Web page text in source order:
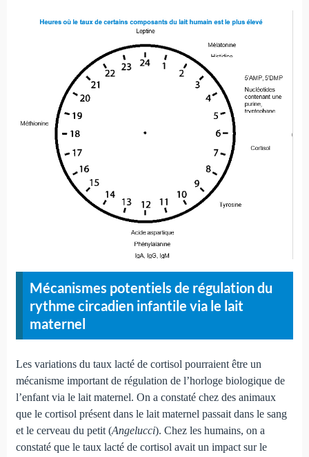
Mécanismes potentiels de régulation du
rythme circadien infantile via le lait
maternel
Les variations du taux lacté de cortisol pourraient être un
mécanisme important de régulation de l’horloge biologique de
l’enfant via le lait maternel. On a constaté chez des animaux
que le cortisol présent dans le lait maternel passait dans le sang
et le cerveau du petit (Angelucci). Chez les humains, on a
constaté que le taux lacté de cortisol avait un impact sur le